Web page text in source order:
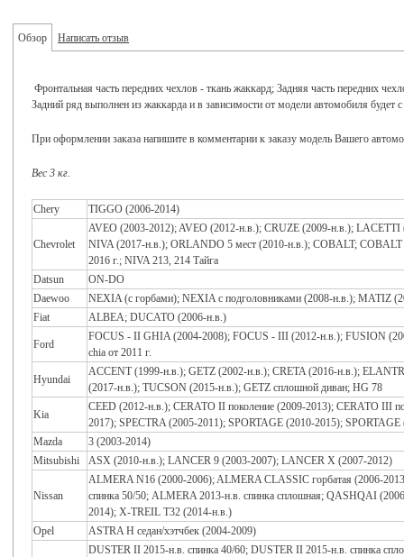
Обзор Написать отзыв
Фронтальная часть передних чехлов - ткань жаккард; Задняя часть передних
Задний ряд выполнен из жаккарда и в зависимости от модели автомобиля будет
При оформлении заказа напишите в комментарии к заказу модель Вашего
Вес 3 кг.
Chery TIGGO (2006-2014)
Chevrolet
AVEO (2003-2012); AVEO (2012-н.в.); CRUZE (2009-н.в.);
NIVA (2017-н.в.); ORLANDO 5 мест (2010-н.в.); COBALT;
2016 г.; NIVA 213, 214 Тайга
Datsun
ON-DO
Daewoo
NEXIA (с горбами); NEXIA с подголовниками (2008-н.в.); MATIZ
Fiat
ALBEA; DUCATO (2006-н.в.)
Ford
FOCUS - II GHIA (2004-2008); FOCUS - III (2012-н.в.); FUSION
chia от 2011 г.
Hyundai
ACCENT (1999-н.в.); GETZ (2002-н.в.); CRETA (2016-н.в.);
(2017-н.в.); TUCSON (2015-н.в.); GETZ сплошной диван; HG 78
Kia
CEED (2012-н.в.); CERATO II поколение (2009-2013); CERATO III
2017); SPECTRA (2005-2011); SPORTAGE (2010-2015); SPORTAGE
Mazda
3 (2003-2014)
Mitsubishi
ASX (2010-н.в.); LANCER 9 (2003-2007); LANCER X (2007-2012)
Nissan
ALMERA N16 (2000-2006); ALMERA CLASSIC горбатая (2006-
спинка 50/50; ALMERA 2013-н.в. спинка сплошная; QASHQAI
2014); X-TREIL T32 (2014-н.в.)
Opel
ASTRA H седан/хэтчбек (2004-2009)
DUSTER II 2015-н.в. спинка 40/60; DUSTER II 2015-н.в. спинка